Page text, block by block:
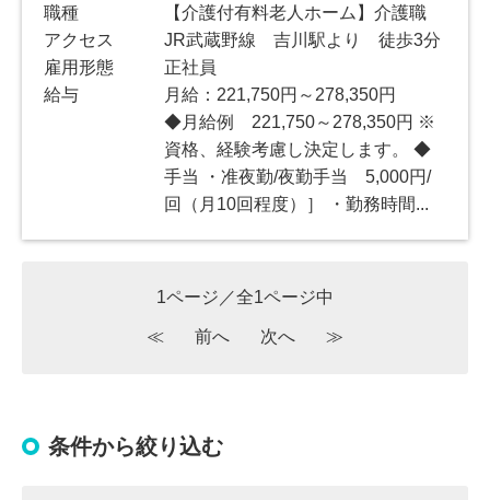
職種
【介護付有料老人ホーム】介護職
アクセス
JR武蔵野線 吉川駅より 徒歩3分
雇用形態
正社員
給与
月給：221,750円～278,350円
◆月給例 221,750～278,350円 ※
資格、経験考慮し決定します。 ◆
手当 ・准夜勤/夜勤手当 5,000円/
回（月10回程度）］ ・勤務時間...
1ページ／全1ページ中
≪ 前へ 次へ ≫
条件から絞り込む